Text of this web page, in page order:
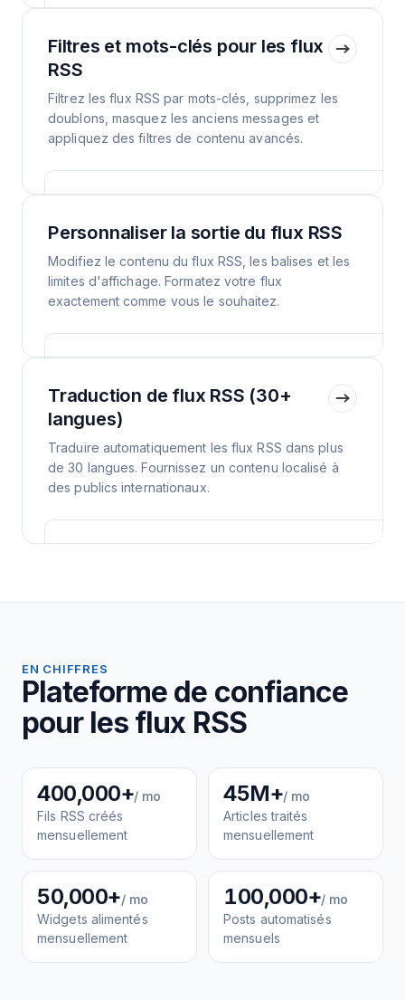
Filtres et mots-clés pour les flux
RSS
Filtrez les flux RSS par mots-clés, supprimez les
doublons, masquez les anciens messages et
appliquez des filtres de contenu avancés.
Personnaliser la sortie du flux RSS
Modifiez le contenu du flux RSS, les balises et les
limites d'affichage. Formatez votre flux
exactement comme vous le souhaitez.
Traduction de flux RSS (30+
langues)
Traduire automatiquement les flux RSS dans plus
de 30 langues. Fournissez un contenu localisé à
des publics internationaux.
EN CHIFFRES
Plateforme de confiance
pour les flux RSS
400,000+/ mo
Fils RSS créés
mensuellement
45M+/ mo
Articles traités
mensuellement
50,000+/ mo
Widgets alimentés
mensuellement
100,000+/ mo
Posts automatisés
mensuels